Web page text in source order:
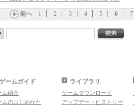
前へ 1 2 3 4 5 6 7
ームガイド
ム紹介
ムのはじめかた
ライブラリ
ゲームダウンロード
アップデートヒストリー